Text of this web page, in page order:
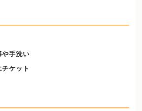
や手洗い
ケット